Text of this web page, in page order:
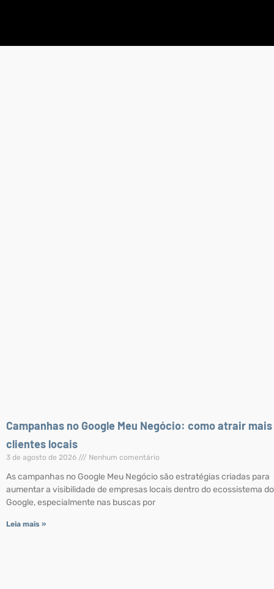
Campanhas no Google Meu Negócio: como atrair mais
clientes locais
3 de agosto de 2026 Nenhum comentário
As campanhas no Google Meu Negócio são estratégias criadas para
aumentar a visibilidade de empresas locais dentro do ecossistema do
Google, especialmente nas buscas por
Leia mais »